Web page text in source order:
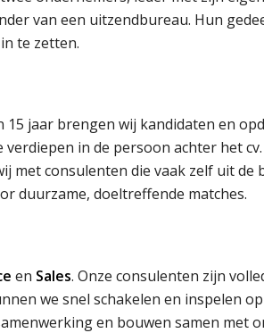
van een uitzendbureau. Hun
te zetten.
jaar brengen wij kandidaten en
in de persoon achter het
met consulenten die vaak zelf uit de
duurzame, doeltreffende matches.
en Sales. Onze consulenten zijn
we snel schakelen en inspelen
en bouwen samen met